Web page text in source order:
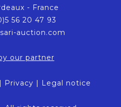
- France
56 20 47 93
auction.com
our partner
| Privacy | Legal notice